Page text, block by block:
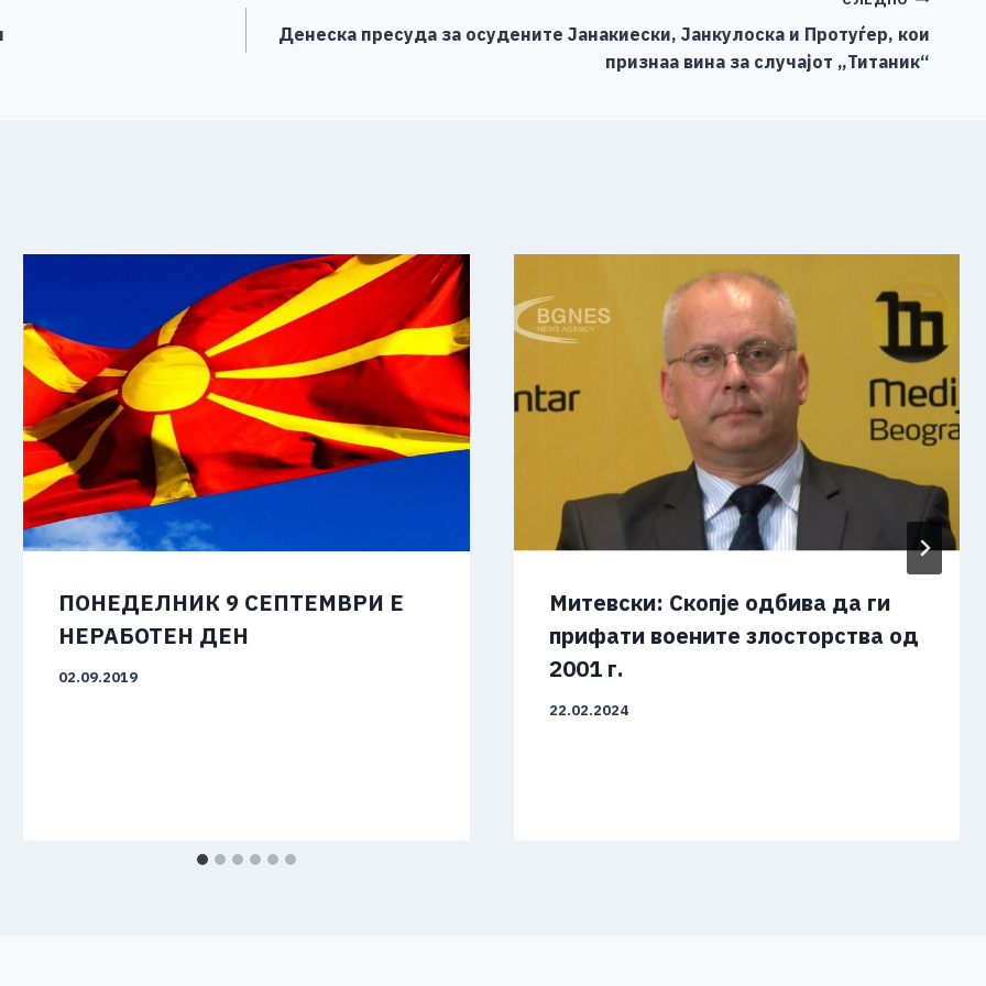
Денеска пресуда за осудените Јанакиески, Јанкулоска и Протуѓер, кои
признаа вина за случајот „Титаник“
ПОНЕДЕЛНИК 9 СЕПТЕМВРИ Е
НЕРАБОТЕН ДЕН
02.09.2019
Митевски: Скопје одбива да ги
прифати воените злосторства од
2001 г.
22.02.2024